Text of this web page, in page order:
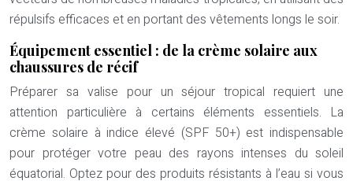
répulsifs efficaces et en portant des vêtements longs le soir.
Équipement essentiel : de la crème solaire aux
chaussures de récif
Préparer sa valise pour un séjour tropical requiert une
attention particulière à certains éléments essentiels. La
crème solaire à indice élevé (SPF 50+) est indispensable
pour protéger votre peau des rayons intenses du soleil
équatorial. Optez pour des produits résistants à l’eau si vous